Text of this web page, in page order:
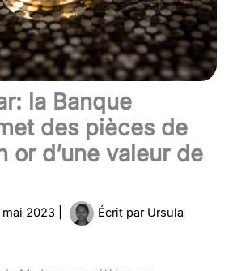
la Banque
des pièces de
or d’une valeur de
mai 2023 Écrit par Ursula